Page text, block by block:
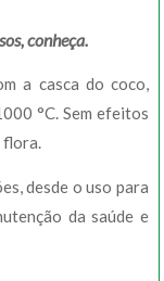
conheça.
a casca do coco,
°C. Sem efeitos
desde o uso para
da saúde e